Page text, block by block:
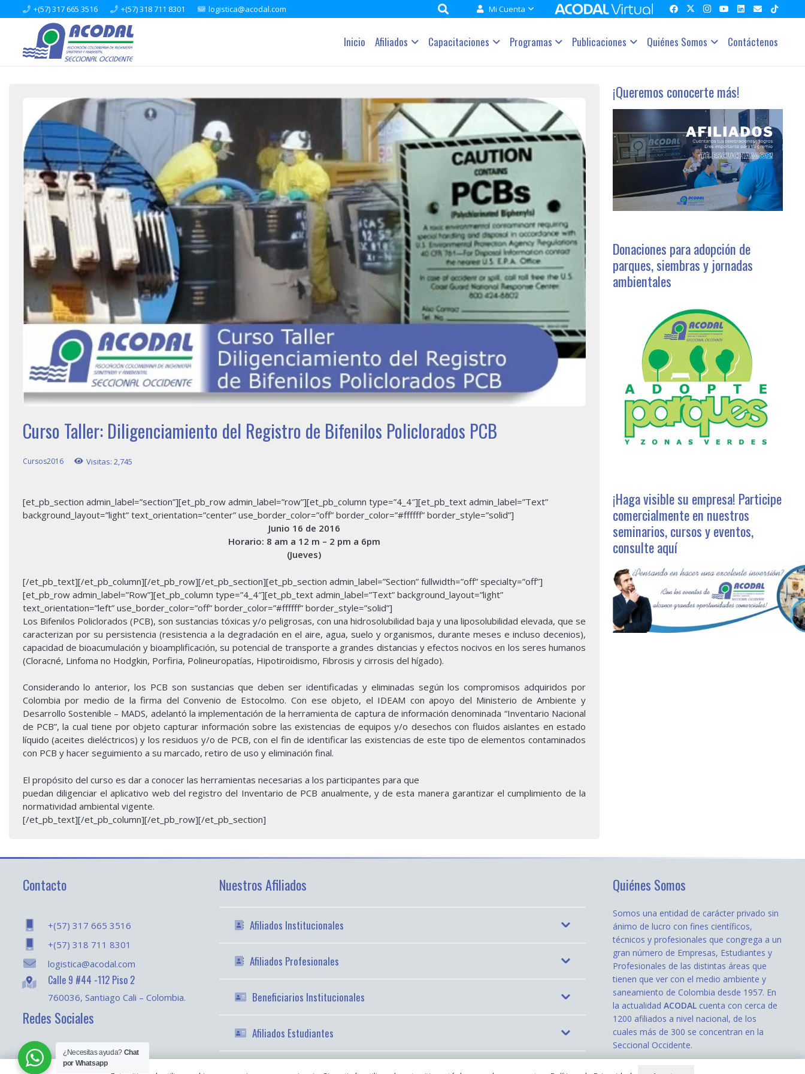
+(57) 317 665 3516 +(57) 318 711 8301 logistica@acodal.com Mi Cuenta
Inicio Afiliados Capacitaciones Programas Publicaciones Quiénes Somos Contáctenos
Curso Taller: Diligenciamiento del Registro de Bifenilos Policlorados PCB
Cursos2016 Visitas: 2,745
[et_pb_section admin_label=”section”][et_pb_row admin_label=”row”][et_pb_column type=”4_4″][et_pb_text admin_label=”Text”
background_layout=”light” text_orientation=”center” use_border_color=”off” border_color=”#ffffff” border_style=”solid”]
Junio 16 de 2016
Horario: 8 am a 12 m – 2 pm a 6pm
(Jueves)
[/et_pb_text][/et_pb_column][/et_pb_row][/et_pb_section][et_pb_section admin_label=”Section” fullwidth=”off” specialty=”off”]
[et_pb_row admin_label=”Row”][et_pb_column type=”4_4″][et_pb_text admin_label=”Text” background_layout=”light”
text_orientation=”left” use_border_color=”off” border_color=”#ffffff” border_style=”solid”]
Los Bifenilos Policlorados (PCB), son sustancias tóxicas y/o peligrosas, con una hidrosolubilidad baja y una liposolubilidad elevada, que se
caracterizan por su persistencia (resistencia a la degradación en el aire, agua, suelo y organismos, durante meses e incluso decenios),
capacidad de bioacumulación y bioamplificación, su potencial de transporte a grandes distancias y efectos nocivos en los seres humanos
(Cloracné, Linfoma no Hodgkin, Porfiria, Polineuropatías, Hipotiroidismo, Fibrosis y cirrosis del hígado).
Considerando lo anterior, los PCB son sustancias que deben ser identificadas y eliminadas según los compromisos adquiridos por
Colombia por medio de la firma del Convenio de Estocolmo. Con ese objeto, el IDEAM con apoyo del Ministerio de Ambiente y
Desarrollo Sostenible – MADS, adelantó la implementación de la herramienta de captura de información denominada “Inventario Nacional
de PCB”, la cual tiene por objeto capturar información sobre las existencias de equipos y/o desechos con fluidos aislantes en estado
líquido (aceites dieléctricos) y los residuos y/o de PCB, con el fin de identificar las existencias de este tipo de elementos contaminados
con PCB y hacer seguimiento a su marcado, retiro de uso y eliminación final.
El propósito del curso es dar a conocer las herramientas necesarias a los participantes para que
puedan diligenciar el aplicativo web del registro del Inventario de PCB anualmente, y de esta manera garantizar el cumplimiento de la
normatividad ambiental vigente.
[/et_pb_text][/et_pb_column][/et_pb_row][/et_pb_section]
¡Queremos conocerte más!
Donaciones para adopción de
parques, siembras y jornadas
ambientales
¡Haga visible su empresa! Participe
comercialmente en nuestros
seminarios, cursos y eventos,
consulte aquí
Contacto
+(57) 317 665 3516
+(57) 318 711 8301
logistica@acodal.com
Calle 9 #44 -112 Piso 2
760036, Santiago Cali – Colombia.
Redes Sociales
Nuestros Afiliados
Afiliados Institucionales
Afiliados Profesionales
Beneficiarios Institucionales
Afiliados Estudiantes
Quiénes Somos
Somos una entidad de carácter privado sin
ánimo de lucro con fines científicos,
técnicos y profesionales que congrega a un
gran número de Empresas, Estudiantes y
Profesionales de las distintas áreas que
tienen que ver con el medio ambiente y
saneamiento de Colombia desde 1957. En
la actualidad ACODAL cuenta con cerca de
1200 afiliados a nivel nacional, de los
cuales más de 300 se concentran en la
Seccional Occidente.
¿Necesitas ayuda? Chat
por Whatsapp